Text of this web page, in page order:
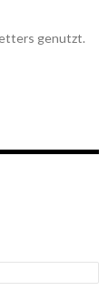
genutzt.